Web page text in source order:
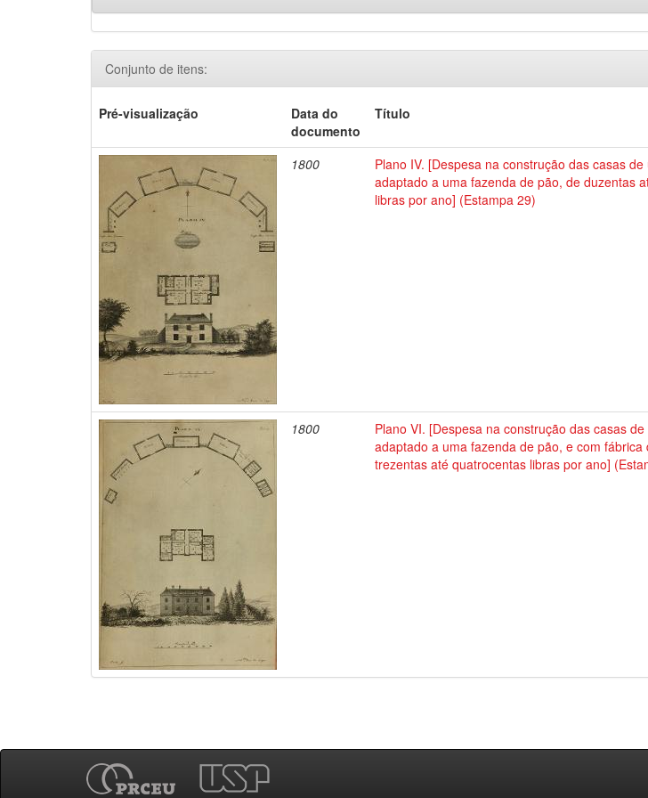
Conjunto de itens:
Pré-visualização
Data do
documento
Título
1800
Plano IV. [Despesa na construção das casas
adaptado a uma fazenda de pão, de duzentas
libras por ano] (Estampa 29)
1800
Plano VI. [Despesa na construção das casas
adaptado a uma fazenda de pão, e com fábrica
trezentas até quatrocentas libras por ano]